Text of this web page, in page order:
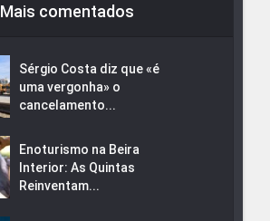
Mais comentados
Sérgio Costa diz que «é
uma vergonha» o
cancelamento...
Enoturismo na Beira
Interior: As Quintas
Reinventam...